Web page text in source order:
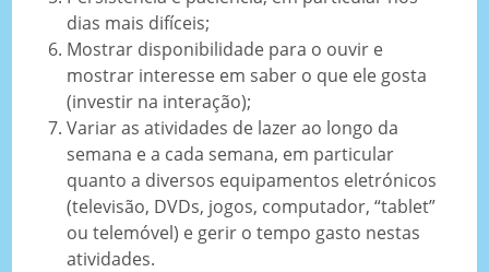
dias mais difíceis;
Mostrar disponibilidade para o ouvir e
mostrar interesse em saber o que ele gosta
(investir na interação);
Variar as atividades de lazer ao longo da
semana e a cada semana, em particular
quanto a diversos equipamentos eletrónicos
(televisão, DVDs, jogos, computador, “tablet”
ou telemóvel) e gerir o tempo gasto nestas
atividades.